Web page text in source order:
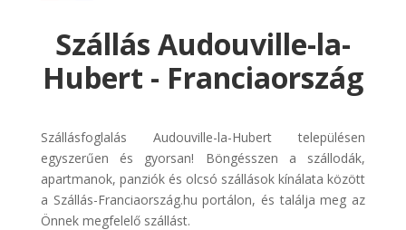
Repülőjegy
pénzvisszatérítéssel
Discover
Cars
Transzfer
Szállás Audouville-la-
Hubert - Franciaország
Szállásfoglalás Audouville-la-Hubert településen
egyszerűen és gyorsan! Böngésszen a szállodák,
apartmanok, panziók és olcsó szállások kínálata között
a Szállás-Franciaország.hu portálon, és találja meg az
Önnek megfelelő szállást.